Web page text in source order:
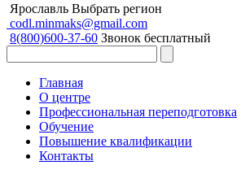
Ярославль Выбрать регион
codl.minmaks@gmail.com
8(800)600-37-60 Звонок бесплатный
Главная
О центре
Профессиональная переподготовка
Обучение
Повышение квалификации
Контакты